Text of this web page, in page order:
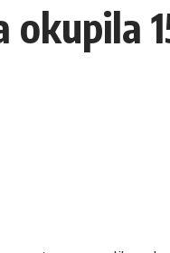
okupila